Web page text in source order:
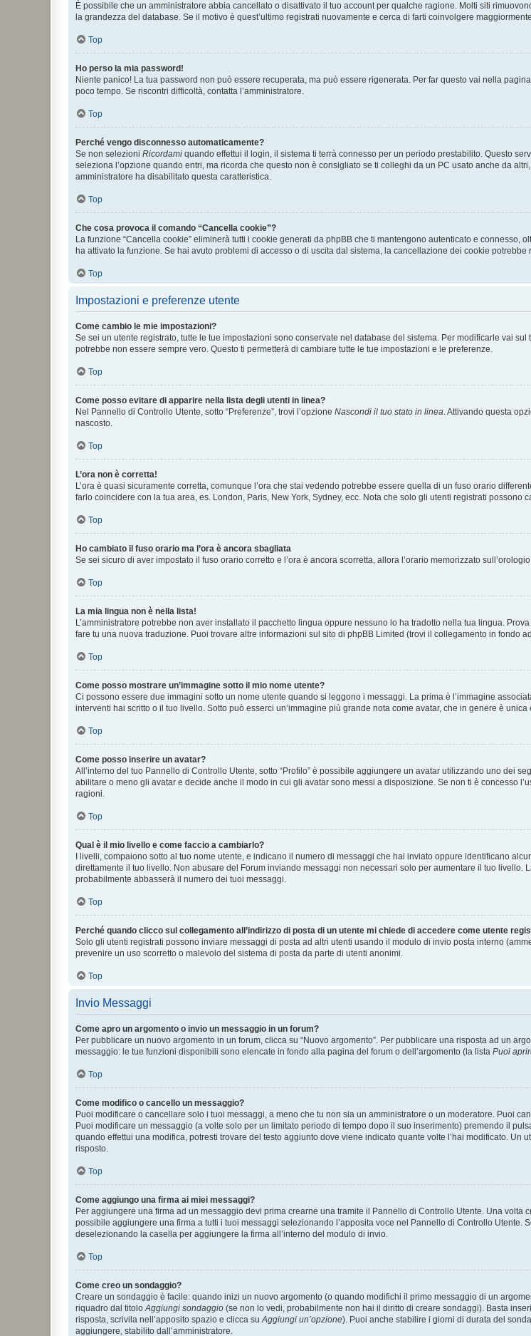
È possibile che un amministratore abbia cancellato o disattivato il tuo account per qualche ragione. Molti siti
la grandezza del database. Se il motivo è quest’ultimo registrati nuovamente e cerca di farti coinvolgere
Top
Ho perso la mia password!
Niente panico! La tua password non può essere recuperata, ma può essere rigenerata. Per far questo vai nella
poco tempo. Se riscontri difficoltà, contatta l’amministratore.
Top
Perché vengo disconnesso automaticamente?
Se non selezioni Ricordami quando effettui il login, il sistema ti terrà connesso per un periodo prestabilito. Questo
seleziona l’opzione quando entri, ma ricorda che questo non è consigliato se ti colleghi da un PC usato anche da
amministratore ha disabilitato questa caratteristica.
Top
Che cosa provoca il comando “Cancella cookie”?
La funzione “Cancella cookie” eliminerà tutti i cookie generati da phpBB che ti mantengono autenticato e connesso,
ha attivato la funzione. Se hai avuto problemi di accesso o di uscita dal sistema, la cancellazione dei cookie potrebbe
Top
Impostazioni e preferenze utente
Come cambio le mie impostazioni?
Se sei un utente registrato, tutte le tue impostazioni sono conservate nel database del sistema. Per modificarle vai
potrebbe non essere sempre vero. Questo ti permetterà di cambiare tutte le tue impostazioni e le preferenze.
Top
Come posso evitare di apparire nella lista degli utenti in linea?
Nel Pannello di Controllo Utente, sotto “Preferenze”, trovi l’opzione Nascondi il tuo stato in linea. Attivando questa
nascosto.
Top
L’ora non è corretta!
L’ora è quasi sicuramente corretta, comunque l’ora che stai vedendo potrebbe essere quella di un fuso orario
farlo coincidere con la tua area, es. London, Paris, New York, Sydney, ecc. Nota che solo gli utenti registrati possono
Top
Ho cambiato il fuso orario ma l’ora è ancora sbagliata
Se sei sicuro di aver impostato il fuso orario corretto e l’ora è ancora scorretta, allora l’orario memorizzato
Top
La mia lingua non è nella lista!
L’amministratore potrebbe non aver installato il pacchetto lingua oppure nessuno lo ha tradotto nella tua lingua.
fare tu una nuova traduzione. Puoi trovare altre informazioni sul sito di phpBB Limited (trovi il collegamento in fondo
Top
Come posso mostrare un’immagine sotto il mio nome utente?
Ci possono essere due immagini sotto un nome utente quando si leggono i messaggi. La prima è l’immagine
interventi hai scritto o il tuo livello. Sotto può esserci un’immagine più grande nota come avatar, che in genere è
Top
Come posso inserire un avatar?
All’interno del tuo Pannello di Controllo Utente, sotto “Profilo” è possibile aggiungere un avatar utilizzando uno dei
abilitare o meno gli avatar e decide anche il modo in cui gli avatar sono messi a disposizione. Se non ti è concesso
ragioni.
Top
Qual è il mio livello e come faccio a cambiarlo?
I livelli, compaiono sotto al tuo nome utente, e indicano il numero di messaggi che hai inviato oppure identificano
direttamente il tuo livello. Non abusare del Forum inviando messaggi non necessari solo per aumentare il tuo livello.
probabilmente abbasserà il numero dei tuoi messaggi.
Top
Perché quando clicco sul collegamento all’indirizzo di posta di un utente mi chiede di accedere come utente
Solo gli utenti registrati possono inviare messaggi di posta ad altri utenti usando il modulo di invio posta interno
prevenire un uso scorretto o malevolo del sistema di posta da parte di utenti anonimi.
Top
Invio Messaggi
Come apro un argomento o invio un messaggio in un forum?
Per pubblicare un nuovo argomento in un forum, clicca su “Nuovo argomento”. Per pubblicare una risposta ad un
messaggio: le tue funzioni disponibili sono elencate in fondo alla pagina del forum o dell’argomento (la lista Puoi
Top
Come modifico o cancello un messaggio?
Puoi modificare o cancellare solo i tuoi messaggi, a meno che tu non sia un amministratore o un moderatore. Puoi
Puoi modificare un messaggio (a volte solo per un limitato periodo di tempo dopo il suo inserimento) premendo il
quando effettui una modifica, potresti trovare del testo aggiunto dove viene indicato quante volte l’hai modificato.
risposto.
Top
Come aggiungo una firma ai miei messaggi?
Per aggiungere una firma ad un messaggio devi prima crearne una tramite il Pannello di Controllo Utente. Una volta
possibile aggiungere una firma a tutti i tuoi messaggi selezionando l’apposita voce nel Pannello di Controllo
deselezionando la casella per aggiungere la firma all’interno del modulo di invio.
Top
Come creo un sondaggio?
Creare un sondaggio è facile: quando inizi un nuovo argomento (o quando modifichi il primo messaggio di un
riquadro dal titoloAggiungi sondaggio (se non lo vedi, probabilmente non hai il diritto di creare sondaggi). Basta
risposta, scrivila nell’apposito spazio e clicca suAggiungi un’opzione). Puoi anche stabilire i giorni di durata del
aggiungere, stabilito dall’amministratore.